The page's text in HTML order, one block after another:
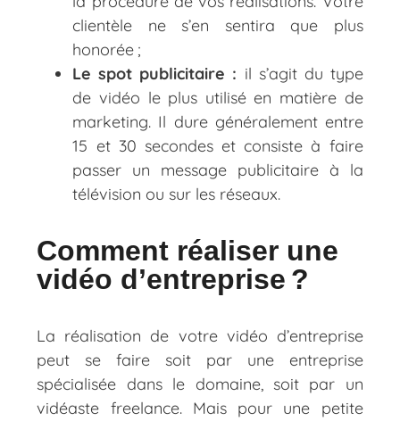
clientèle ne s’en sentira que plus
honorée ;
Le spot publicitaire : il s’agit du type
de vidéo le plus utilisé en matière de
marketing. Il dure généralement entre
15 et 30 secondes et consiste à faire
passer un message publicitaire à la
télévision ou sur les réseaux.
Comment réaliser une
vidéo d’entreprise ?
La réalisation de votre vidéo d’entreprise
peut se faire soit par une entreprise
spécialisée dans le domaine, soit par un
vidéaste freelance. Mais pour une petite